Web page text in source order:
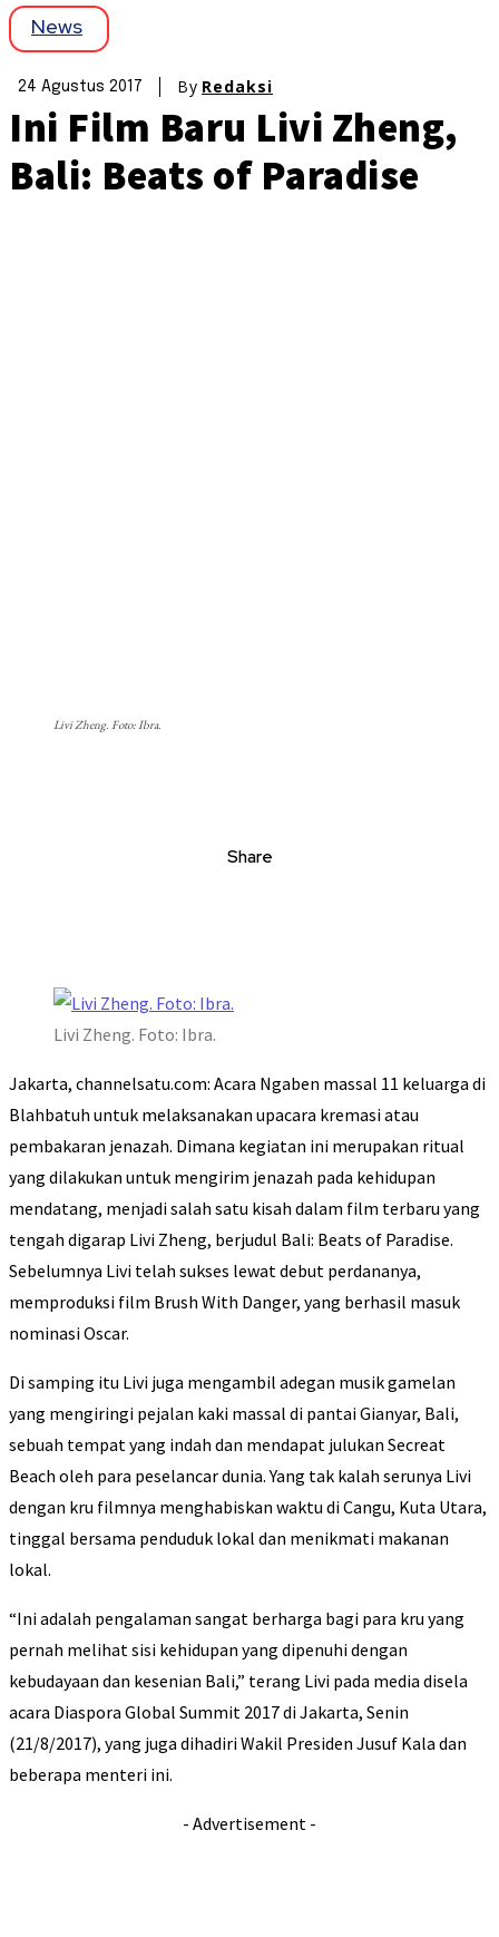
News
24 Agustus 2017 By Redaksi
Ini Film Baru Livi Zheng,
Bali: Beats of Paradise
Livi Zheng. Foto: Ibra.
Share
Livi Zheng. Foto: Ibra.
Jakarta, channelsatu.com: Acara Ngaben massal 11 keluarga di
Blahbatuh untuk melaksanakan upacara kremasi atau
pembakaran jenazah. Dimana kegiatan ini merupakan ritual
yang dilakukan untuk mengirim jenazah pada kehidupan
mendatang, menjadi salah satu kisah dalam film terbaru yang
tengah digarap Livi Zheng, berjudul Bali: Beats of Paradise.
Sebelumnya Livi telah sukses lewat debut perdananya,
memproduksi film Brush With Danger, yang berhasil masuk
nominasi Oscar.
Di samping itu Livi juga mengambil adegan musik gamelan
yang mengiringi pejalan kaki massal di pantai Gianyar, Bali,
sebuah tempat yang indah dan mendapat julukan Secreat
Beach oleh para peselancar dunia. Yang tak kalah serunya Livi
dengan kru filmnya menghabiskan waktu di Cangu, Kuta Utara,
tinggal bersama penduduk lokal dan menikmati makanan
lokal.
“Ini adalah pengalaman sangat berharga bagi para kru yang
pernah melihat sisi kehidupan yang dipenuhi dengan
kebudayaan dan kesenian Bali,” terang Livi pada media disela
acara Diaspora Global Summit 2017 di Jakarta, Senin
(21/8/2017), yang juga dihadiri Wakil Presiden Jusuf Kala dan
beberapa menteri ini.
- Advertisement -